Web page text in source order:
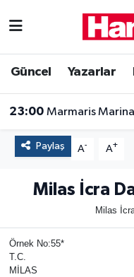
Güncel Yazarlar
23:00 Marmaris
Paylaş A- A+
Milas İcra
Milas
Örnek No:55*
T.C.
MİLAS
Güncel
Muğla Haber
Muğla Nöbetçi
Süper Lig Puan